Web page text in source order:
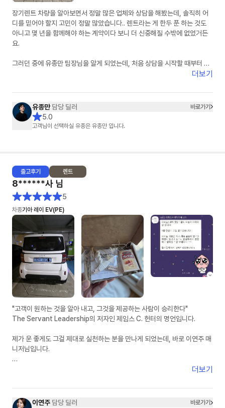
장기렌트 차량을 알아보면서 정말 많은 업체와 상담을 해봤는데, 솔직히 어
디를 믿어야 할지 고민이 정말 많았습니다.. 렌트라는 게 한두 푼 하는 것도
아니고 몇 년을 함께해야 하는 계약이다 보니 더 신중해질 수밖에 없었거든
요.
그러던 중에 유종만 팀장님을 알게 되었는데, 처음 상담을 시작할 때부터 느
낌이 정말 달랐습니다. 무엇보다 피드백이 정말 빠르셨습니다. 궁금한 게 있
건이나 견적 관련해서도 하나하나 자세하게 설명해주셔서 믿음이 갔습니다.
특히 좋았던 점은 거짓 없이 솔직한 견적을 주신다는 점이었습니다. 다른 곳
에서는 무조건 싸다고만 하거나 나중에 추가 조건이 붙는 경우도 많았는데,
또 한 가지 정말 만족스러웠던 부분은 꼼꼼한 사후관리입니다. 사실 계약하
고 나면 연락이 잘 안 되는 경우도 많다고 들었는데, 차량 출고 과정에서도 계
속 진행 상황을 알려주시고, 출고 이후에도 필요한 부분이 있는지 먼저 챙겨
일을 하시는 분이구나”라는 생각이 들었습니다.
제 주변에 차량 알아보시는 분들께 자신 있게 추천드리겠습니다.
빠른 피드백, 정직한 견적, 그리고 꼼꼼한 사후관리까지 정말 믿고 맡길 수
있는 분이라고 생각합니다.
좋은 차량 진행 도와주셔서 진심으로 감사드립니다. 앞으로도 잘 부탁드립니
다
더보기
유종만 담당 딜러 바로가기
5.0
고객님이 선택하실 유종은 유종만 입니다.
출고후기 렌트
8******사 님
5
차종기아 레이 EV(PE)
"고객이 원하는 것을 알아 내고, 그것을 제공하는 사람이 승리한다"
The Servant Leadership의 저자인 제임스 C. 헌터의 명언입니다.
제가 운 좋게도 그걸 제대로 실천하는 분을 만나게 되었는데, 바로 이연주 매
니저님입니다.
인터넷에서 차량 견적 한 번만 받아 봐도 여기 저기서 연락이 오지요. 모두 달
KB캐피탈 사이트에서 견적 받아 보면서 받은 이연주 매니저님의 연락은, 달
콤한 말이 아니었습니다.
더보기
이연주 담당 딜러 바로가기